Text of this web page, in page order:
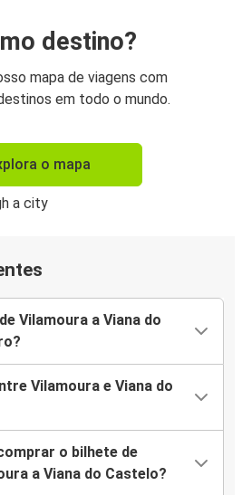
destino?
mapa de viagens com
em todo o mundo.
o mapa
Vilamoura a Viana do
Vilamoura e Viana do
o bilhete de
a Viana do Castelo?